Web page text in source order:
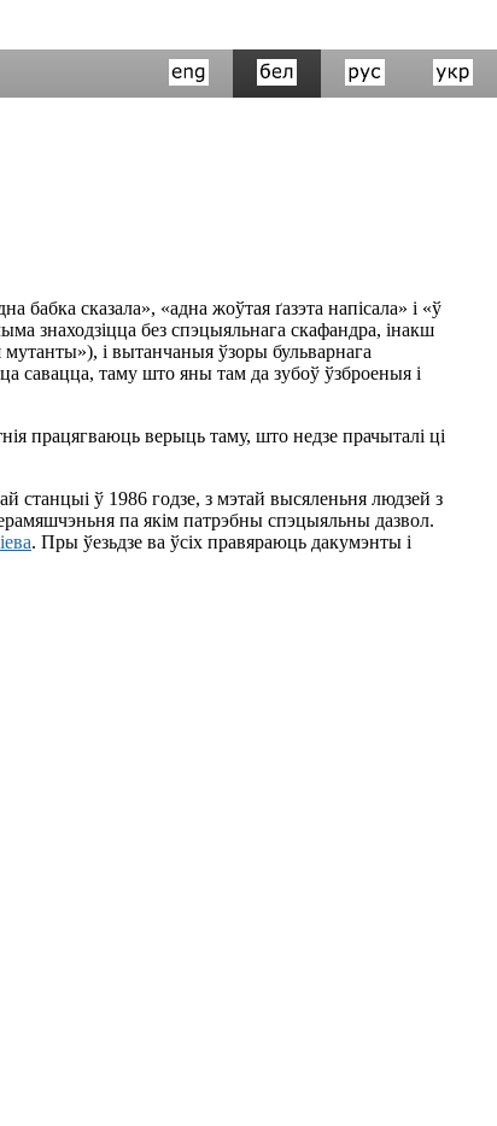
сказала», «адна жоўтая ґазэта напісала» і «ў
знаходзіцца без спэцыяльнага скафандра, інакш
і вытанчаныя ўзоры бульварнага
савацца, таму што яны там да зубоў ўзброеныя і
працягваюць верыць таму, што недзе прачыталі ці
станцыі ў 1986 годзе, з мэтай высяленьня людзей з
па якім патрэбны спэцыяльны дазвол.
. Пры ўезьдзе ва ўсіх правяраюць дакумэнты і